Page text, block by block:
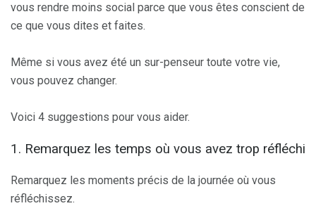
vous rendre moins social parce que vous êtes conscient de
ce que vous dites et faites.
Même si vous avez été un sur-penseur toute votre vie,
vous pouvez changer.
Voici 4 suggestions pour vous aider.
1. Remarquez les temps où vous avez trop réfléchi
Remarquez les moments précis de la journée où vous
réfléchissez.